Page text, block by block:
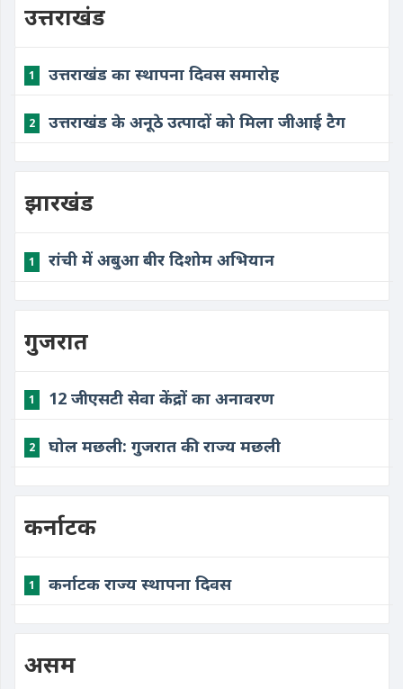
उत्तराखंड
1 उत्तराखंड का स्थापना दिवस समारोह
2 उत्तराखंड के अनूठे उत्पादों को मिला जीआई टैग
झारखंड
1 रांची में अबुआ बीर दिशोम अभियान
गुजरात
1 12 जीएसटी सेवा केंद्रों का अनावरण
2 घोल मछली: गुजरात की राज्य मछली
कर्नाटक
1 कर्नाटक राज्य स्थापना दिवस
असम